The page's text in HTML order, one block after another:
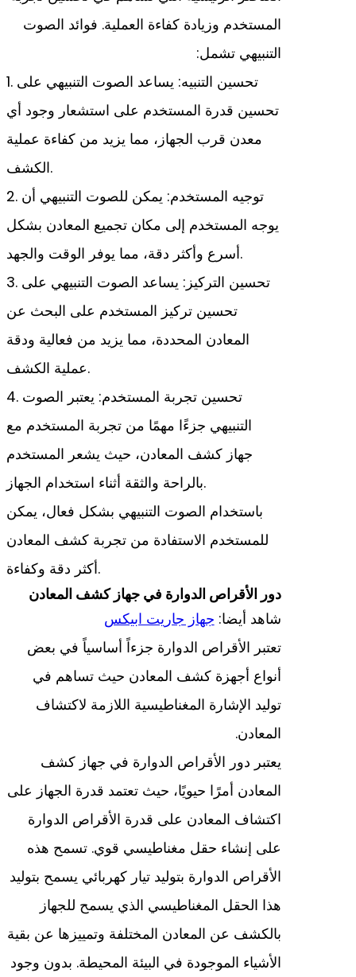
المستخدم وزيادة كفاءة العملية. فوائد الصوت
التنبيهي تشمل:
1. تحسين التنبيه: يساعد الصوت التنبيهي على
تحسين قدرة المستخدم على استشعار وجود أي
معدن قرب الجهاز، مما يزيد من كفاءة عملية
الكشف.
2. توجيه المستخدم: يمكن للصوت التنبيهي أن
يوجه المستخدم إلى مكان تجميع المعادن بشكل
أسرع وأكثر دقة، مما يوفر الوقت والجهد.
3. تحسين التركيز: يساعد الصوت التنبيهي على
تحسين تركيز المستخدم على البحث عن
المعادن المحددة، مما يزيد من فعالية ودقة
عملية الكشف.
4. تحسين تجربة المستخدم: يعتبر الصوت
التنبيهي جزءًا مهمًا من تجربة المستخدم مع
جهاز كشف المعادن، حيث يشعر المستخدم
بالراحة والثقة أثناء استخدام الجهاز.
باستخدام الصوت التنبيهي بشكل فعال، يمكن
للمستخدم الاستفادة من تجربة كشف المعادن
أكثر دقة وكفاءة.
دور الأقراص الدوارة في جهاز كشف المعادن
شاهد أيضا: جهاز جاريت ابيكس
تعتبر الأقراص الدوارة جزءاً أساسياً في بعض
أنواع أجهزة كشف المعادن حيث تساهم في
توليد الإشارة المغناطيسية اللازمة لاكتشاف
المعادن.
يعتبر دور الأقراص الدوارة في جهاز كشف
المعادن أمرًا حيويًا، حيث تعتمد قدرة الجهاز على
اكتشاف المعادن على قدرة الأقراص الدوارة
على إنشاء حقل مغناطيسي قوي. تسمح هذه
الأقراص الدوارة بتوليد تيار كهربائي يسمح بتوليد
هذا الحقل المغناطيسي الذي يسمح للجهاز
بالكشف عن المعادن المختلفة وتمييزها عن بقية
الأشياء الموجودة في البيئة المحيطة. بدون وجود